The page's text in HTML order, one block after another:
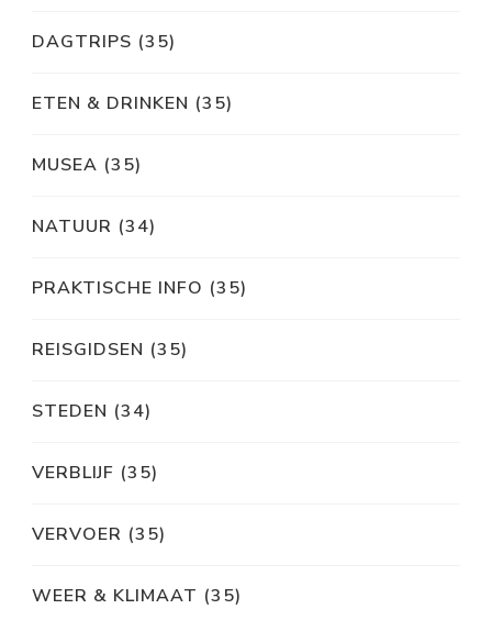
DAGTRIPS (35)
ETEN & DRINKEN (35)
MUSEA (35)
NATUUR (34)
PRAKTISCHE INFO (35)
REISGIDSEN (35)
STEDEN (34)
VERBLIJF (35)
VERVOER (35)
WEER & KLIMAAT (35)